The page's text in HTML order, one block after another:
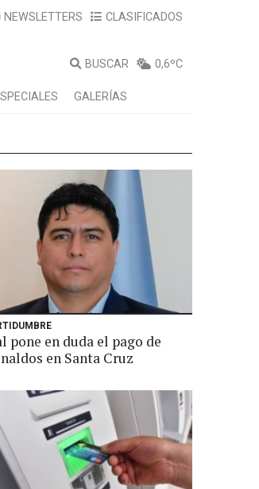
NEWSLETTERS CLASIFICADOS
BUSCAR 0,6ºC
GALERÍAS
pone en duda el pago de
en Santa Cruz